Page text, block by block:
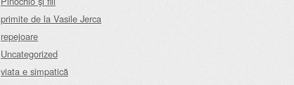
primite de la Vasile Jerca
repejoare
Uncategorized
viata e simpatică